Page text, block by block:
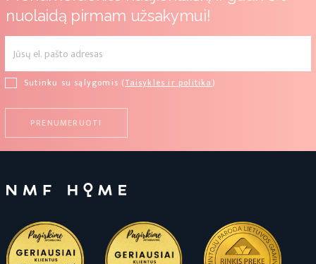
nuolaidą pirmam užsakymui!
Sutinku su sąlygomis (Taisykles ir politika)